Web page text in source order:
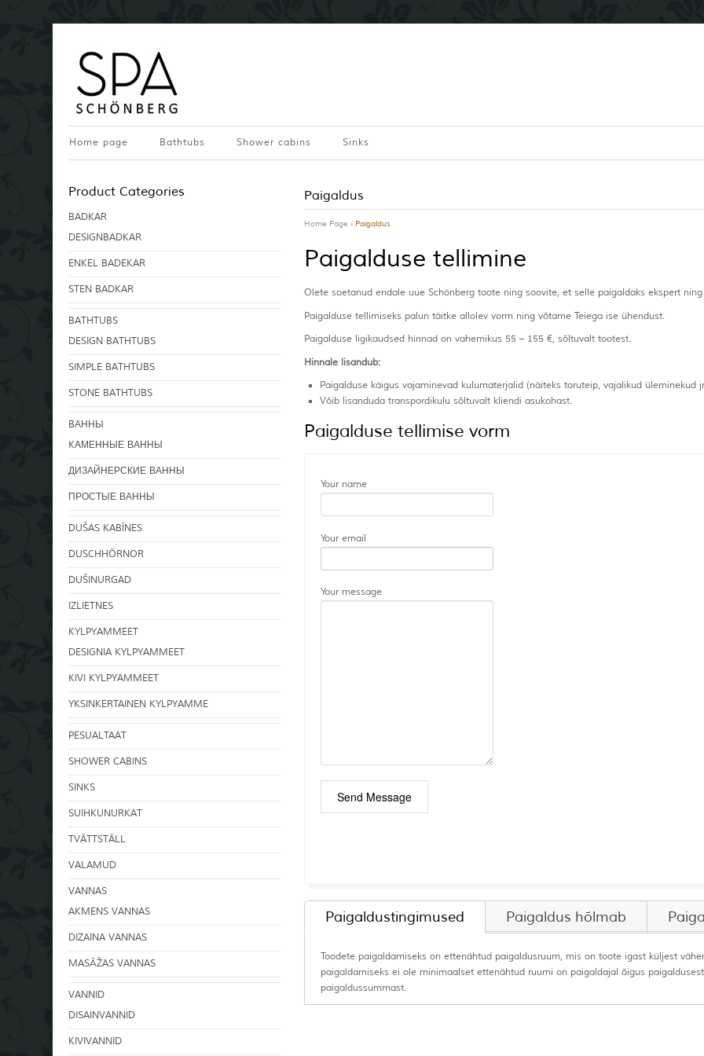
Home page Bathtubs Shower cabins Sinks
Paigaldus
Home Page › Paigaldus
Paigalduse tellimine
Olete soetanud endale uue Schönberg toote ning soovite, et selle paigaldaks ekspert
Paigalduse tellimiseks palun täitke allolev vorm ning võtame Teiega ise ühendust.
Paigalduse ligikaudsed hinnad on vahemikus 55 – 155 €, sõltuvalt tootest.
Hinnale lisandub:
Paigalduse käigus vajaminevad kulumaterjalid (näiteks toruteip, vajalikud üleminekud
Võib lisanduda transpordikulu sõltuvalt kliendi asukohast.
Paigalduse tellimise vorm
Your name
Your email
Your message
Paigaldustingimused Paigaldus hõlmab
Toodete paigaldamiseks on ettenähtud paigaldusruum, mis on toote igast küljest
paigaldamiseks ei ole minimaalset ettenähtud ruumi on paigaldajal õigus
paigaldussummast.
Product Categories
BADKAR
DESIGNBADKAR
ENKEL BADEKAR
STEN BADKAR
BATHTUBS
DESIGN BATHTUBS
SIMPLE BATHTUBS
STONE BATHTUBS
BАННЫ
KАМЕННЫЕ ВАННЫ
ДИЗАЙНЕРСКИЕ ВАННЫ
ПРОСТЫЕ ВАННЫ
DUŠAS KABĪNES
DUSCHHÖRNOR
DUŠINURGAD
IZLIETNES
KYLPYAMMEET
DESIGNIA KYLPYAMMEET
KIVI KYLPYAMMEET
YKSINKERTAINEN KYLPYAMME
PESUALTAAT
SHOWER CABINS
SINKS
SUIHKUNURKAT
TVÄTTSTÄLL
VALAMUD
VANNAS
AKMENS VANNAS
DIZAINA VANNAS
MASĀŽAS VANNAS
VANNID
DISAINVANNID
KIVIVANNID